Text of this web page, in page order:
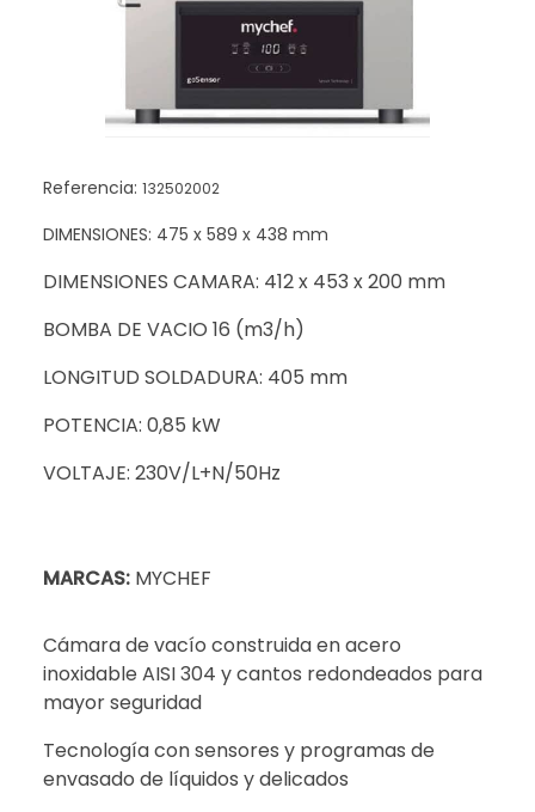
Referencia: 132502002
DIMENSIONES: 475 x 589 x 438 mm
DIMENSIONES CAMARA: 412 x 453 x 200 mm
BOMBA DE VACIO 16 (m3/h)
LONGITUD SOLDADURA: 405 mm
POTENCIA: 0,85 kW
VOLTAJE: 230V/L+N/50Hz
MARCAS: MYCHEF
Cámara de vacío construida en acero
inoxidable AISI 304 y cantos redondeados para
mayor seguridad
Tecnología con sensores y programas de
envasado de líquidos y delicados